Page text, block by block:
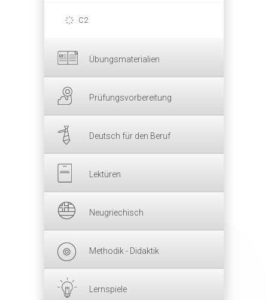
C2
Übungsmaterialien
Prüfungsvorbereitung
Deutsch für den Beruf
Lektüren
Neugriechisch
Methodik - Didaktik
Lernspiele